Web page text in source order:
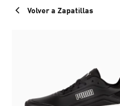
Volver a Zapatillas